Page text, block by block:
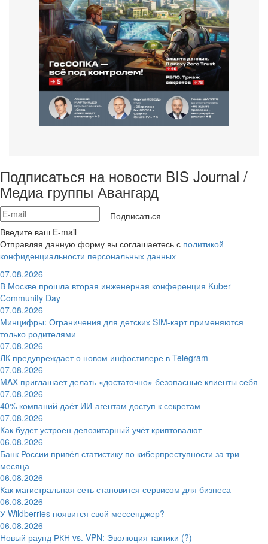
Подписаться на новости BIS Journal /
Медиа группы Авангард
Подписаться
Введите ваш E-mail
Отправляя данную форму вы соглашаетесь с политикой
конфиденциальности персональных данных
07.08.2026
В Москве прошла вторая инженерная конференция Kuber
Community Day
07.08.2026
Минцифры: Ограничения для детских SIM-карт применяются
только родителями
07.08.2026
ЛК предупреждает о новом инфостилере в Telegram
07.08.2026
MAX приглашает делать «достаточно» безопасные клиенты себя
07.08.2026
40% компаний даёт ИИ‑агентам доступ к секретам
07.08.2026
Как будет устроен депозитарный учёт криптовалют
06.08.2026
Банк России привёл статистику по киберпреступности за три
месяца
06.08.2026
Как магистральная сеть становится сервисом для бизнеса
06.08.2026
У Wildberries появится свой мессенджер?
06.08.2026
Новый раунд РКН vs. VPN: Эволюция тактики (?)